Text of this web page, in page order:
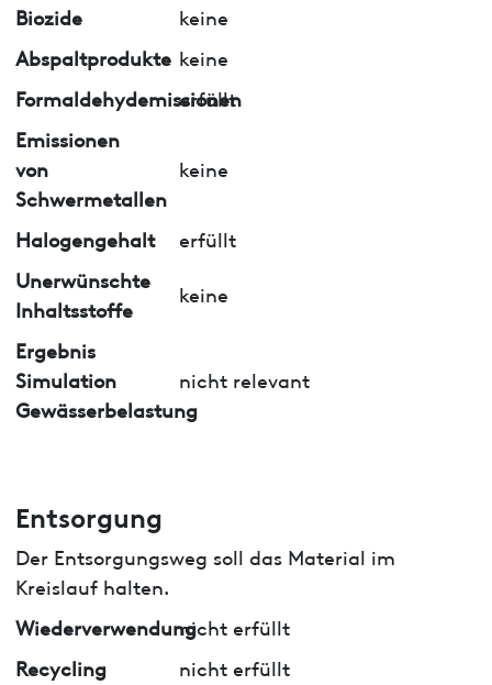
Biozide
keine
Abspaltprodukte keine
Formaldehydemissionen
erfüllt
Emissionen
von
Schwermetallen
keine
Halogengehalt
erfüllt
Unerwünschte
Inhaltsstoffe
keine
Ergebnis
Simulation
Gewässerbelastung
nicht relevant
Entsorgung
Der Entsorgungsweg soll das Material im
Kreislauf halten.
Wiederverwendungnicht erfüllt
Recycling
nicht erfüllt